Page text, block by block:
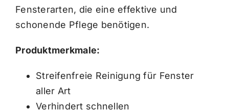
Fensterarten, die eine effektive und
schonende Pflege benötigen.
Produktmerkmale:
Streifenfreie Reinigung für Fenster
aller Art
Verhindert schnellen